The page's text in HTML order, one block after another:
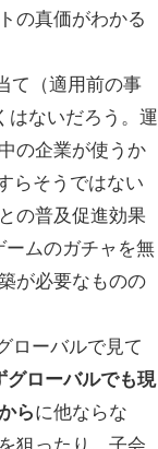
の真価がわかる
て（適用前の事
はないだろう。運
の企業が使うか
らそうではない
の普及促進効果
ムのガチャを無
が必要なものの
ローバルで見て
ローバルでも現
らに他ならな
狙ったり、子会